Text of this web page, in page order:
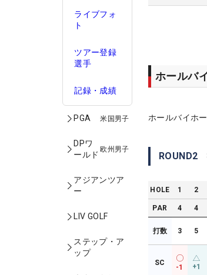
ライブフォ
ト
ツアー登録
選手
記録・成績
PGA 米国男子
DPワ
ールド
欧州男子
アジアンツア
ー
LIV GOLF
ステップ・ア
ップ
ホールバ
ホールバイホ
ROUND2
HOLE 1 2
PAR 4 4
打数 3 5
SC
-1 +1